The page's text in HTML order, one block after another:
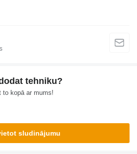
tehniku?
to kopā ar mums!
sludinājumu